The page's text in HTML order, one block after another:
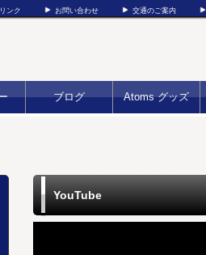
リンク お問い合わせ 交通のご案内
ブログ Atoms グッズ
YouTube